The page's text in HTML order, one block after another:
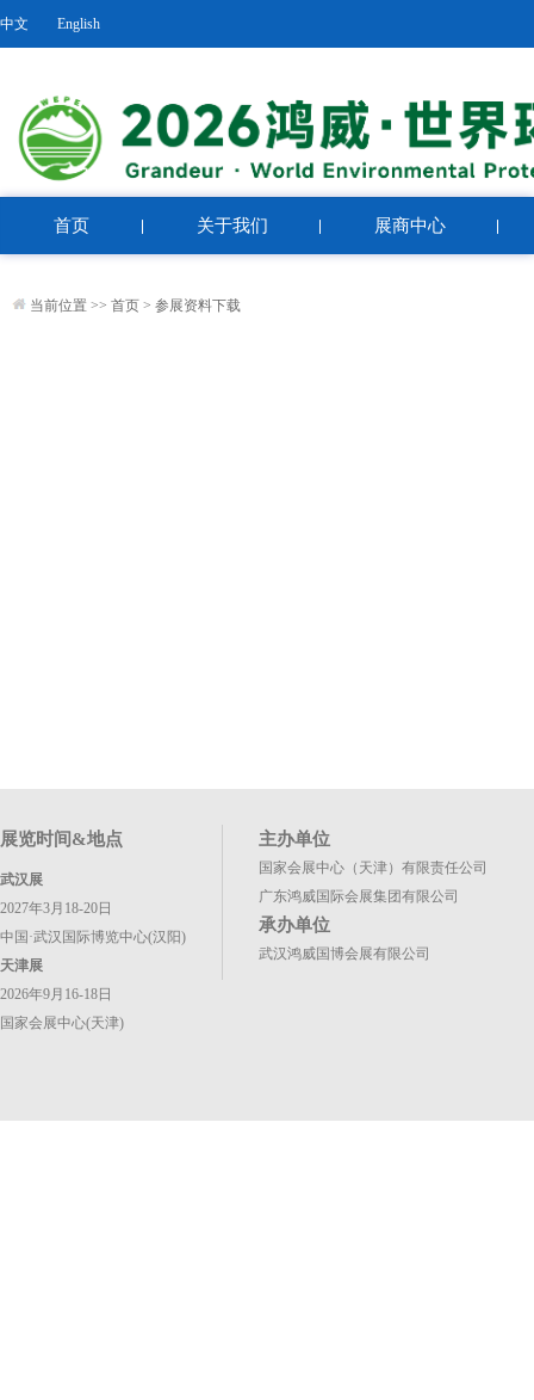
中文 English
首页 关于我们 展商中心
当前位置 >> 首页 > 参展资料下载
展览时间&地点
武汉展
2027年3月18-20日
中国·武汉国际博览中心(汉阳)
天津展
2026年9月16-18日
国家会展中心(天津)
主办单位
国家会展中心（天津）有限责任公司
广东鸿威国际会展集团有限公司
承办单位
武汉鸿威国博会展有限公司